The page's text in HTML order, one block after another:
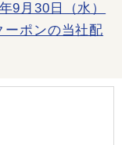
9月30日（水）
ポンの当社配